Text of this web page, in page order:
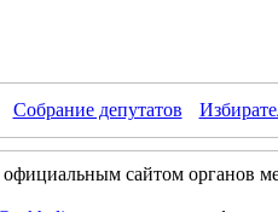
Собрание депутатов
официальным сайтом органов